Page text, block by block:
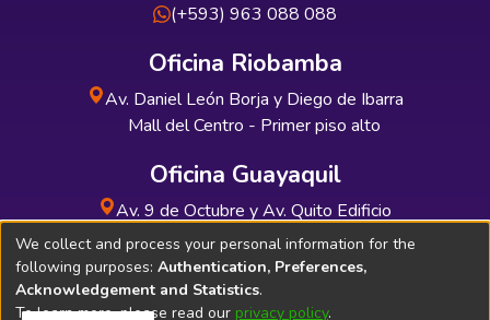
(+593) 963 088 088
Oficina Riobamba
Av. Daniel León Borja y Diego de Ibarra
Mall del Centro - Primer piso alto
Oficina Guayaquil
Av. 9 de Octubre y Av. Quito Edificio
INDUAUTO - Planta baja
We collect and process your personal information for the
following purposes: Authentication, Preferences,
Acknowledgement and Statistics.
To learn more, please read our privacy policy.